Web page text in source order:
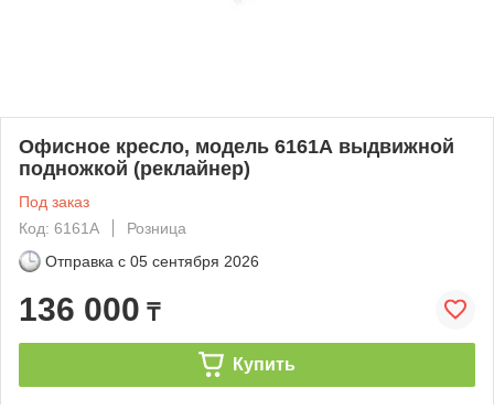
Офисное кресло, модель 6161А выдвижной
подножкой (реклайнер)
Под заказ
Код: 6161А
Розница
Отправка с 05 сентября 2026
136 000 ₸
Купить